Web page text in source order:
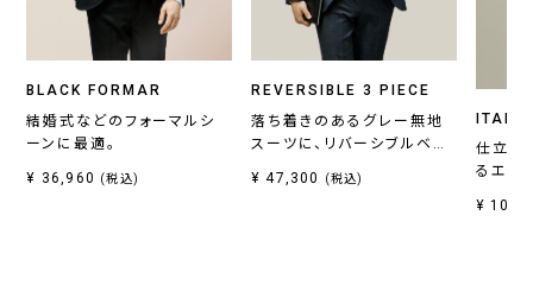
BLACK FORMAR
結婚式などのフォーマルシ
ーンに最適。
¥ 36,960 (税込)
REVERSIBLE 3 PIECE
落ち着きのあるグレー無地
スーツに、リバーシブルベス
¥ 47,300 (税込)
仕立て
るエレ
¥